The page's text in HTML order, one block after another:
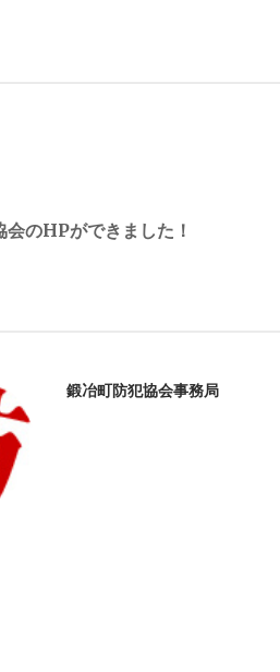
会のHPができました！
鍛冶町防犯協会事務局